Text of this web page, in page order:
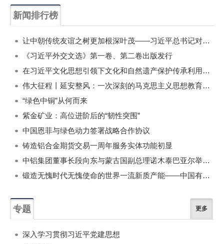
新闻排行榜
让中朝传统友谊之树更加根深叶茂——习近平总书记对朝鲜进行国事访问纪实
《习近平外交文选》第一卷、第二卷出版发行
在习近平文化思想引领下文化和自然遗产保护传承利用工作开创新局面
伟大征程丨延安整风：一次深刻的马克思主义思想教育运动
“绿色中铜”从何而来
紫金矿业：高位进阶后的“韧性突围”
中国恩菲与绿色动力签署战略合作协议
铸造铝合金期货交易一周年服务实体功能初显
中铝集团董事长段向东与蒙古国副总理诺木泰巴亚尔举行会谈
锻造无愧时代无愧使命的世界一流新质产能——中国有色金属工业的战略应对与破局之道（二）
专题 更多
深入学习贯彻习近平党建思想